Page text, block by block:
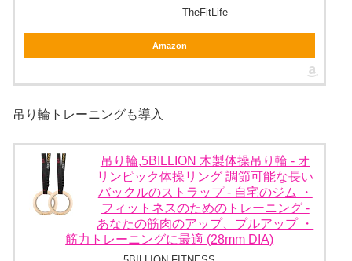
TheFitLife
Amazon
吊り輪トレーニングも導入
吊り輪,5BILLION 木製体操吊り輪 - オ
リンピック体操リング 調節可能な長い
バックルのストラップ - 自宅のジム ・
フィットネスのためのトレーニング -
あなたの筋肉のアップ、プルアップ ・
筋力トレーニングに最適 (28mm DIA)